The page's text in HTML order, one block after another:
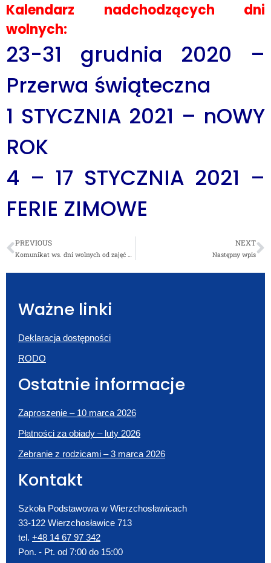
Kalendarz nadchodzących dni
wolnych:
23-31 grudnia 2020 –
Przerwa świąteczna
1 STYCZNIA 2021 – nOWY
ROK
4 – 17 STYCZNIA 2021 –
FERIE ZIMOWE
PREVIOUS
Komunikat ws. dni wolnych od zajęć dydaktyczno-wychowawczych
NEXT
Następny wpis
Ważne linki
Deklaracja dostępności
RODO
Ostatnie informacje
Zaproszenie – 10 marca 2026
Płatności za obiady – luty 2026
Zebranie z rodzicami – 3 marca 2026
Kontakt
Szkoła Podstawowa w Wierzchosławicach
33-122 Wierzchosławice 713
tel. +48 14 67 97 342
Pon. - Pt. od 7:00 do 15:00